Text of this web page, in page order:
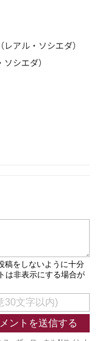
アル・ソシエダ）
シエダ）